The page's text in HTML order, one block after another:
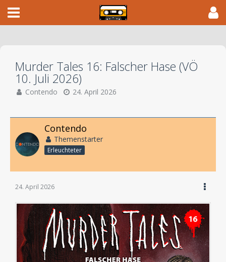
Murder Tales 16: Falscher Hase (VÖ
10. Juli 2026)
Contendo 24. April 2026
Contendo
Themenstarter
Erleuchteter
24. April 2026